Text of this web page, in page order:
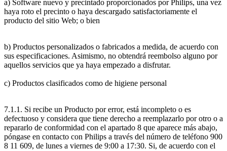
a) Software nuevo y precintado proporcionados por Philips, una vez
haya roto el precinto o haya descargado satisfactoriamente el
producto del sitio Web; o bien
b) Productos personalizados o fabricados a medida, de acuerdo con
sus especificaciones. Asimismo, no obtendrá reembolso alguno por
aquellos servicios que ya haya empezado a disfrutar.
c) Productos clasificados como de higiene personal
7.1.1. Si recibe un Producto por error, está incompleto o es
defectuoso y considera que tiene derecho a reemplazarlo por otro o a
repararlo de conformidad con el apartado 8 que aparece más abajo,
póngase en contacto con Philips a través del número de teléfono 900
8 11 609, de lunes a viernes de 9:00 a 17:30. Si, de acuerdo con el